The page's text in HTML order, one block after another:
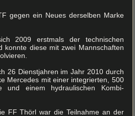
gegen ein Neues derselben Marke
2009 erstmals der technischen
konnte diese mit zwei Mannschaften
26 Dienstjahren im Jahr 2010 durch
Mercedes mit einer integrierten, 500
und einem hydraulischen Kombi-
FF Thörl war die Teilnahme an der